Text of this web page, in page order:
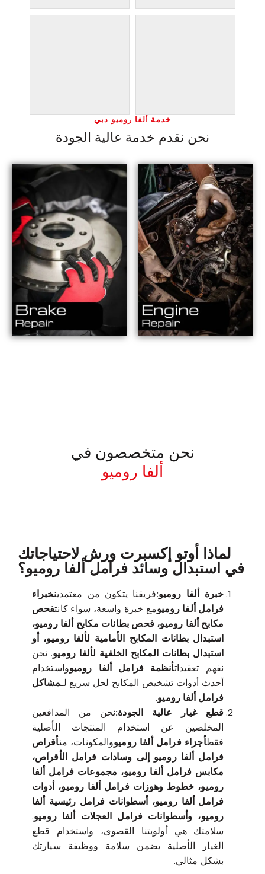
خدمة ألفا روميو دبي
نحن نقدم خدمة عالية الجودة
نحن متخصصون في
ألفا روميو
لماذا أوتو إكسبرت ورش لاحتياجاتك
في استبدال وسائد فرامل ألفا روميو؟
خبرة ألفا روميو:فريقنا يتكون من معتمدينخبراء
فرامل ألفا روميومع خبرة واسعة، سواء كانتفحص
مكابح ألفا روميو، فحص بطانات مكابح ألفا روميو،
استبدال بطانات المكابح الأمامية لألفا روميو، أو
استبدال بطانات المكابح الخلفية لألفا روميو. نحن
نفهم تعقيداتأنظمة فرامل ألفا روميوواستخدام
أحدث أدوات تشخيص المكابح لحل سريع لـمشاكل
فرامل ألفا روميو.
قطع غيار عالية الجودة:نحن من المدافعين
المخلصين عن استخدام المنتجات الأصلية
فقطأجزاء فرامل ألفا روميووالمكونات، منأقراص
فرامل ألفا روميو إلى وسادات فرامل الأقراص،
مكابس فرامل ألفا روميو، مجموعات فرامل ألفا
روميو، خطوط وهوزات فرامل ألفا روميو، أدوات
فرامل ألفا روميو، أسطوانات فرامل رئيسية ألفا
روميو، وأسطوانات فرامل العجلات ألفا روميو.
سلامتك هي أولويتنا القصوى، واستخدام قطع
الغيار الأصلية يضمن سلامة ووظيفة سيارتك
بشكل مثالي.